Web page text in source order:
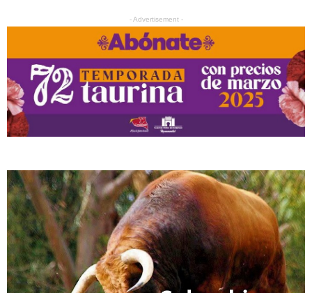
- Advertisement -